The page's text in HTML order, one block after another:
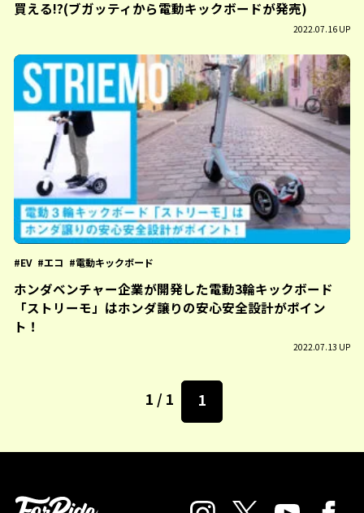
買える!?(ブガッティから電動キックボードが発売)
2022.07.16 UP
EV エコ 電動キックボード
ホンダベンチャー企業が開発した電動3輪キックボード
「ストリーモ」はホンダ譲りの安心安全設計がポイン
ト！
2022.07.13 UP
1 / 1 1